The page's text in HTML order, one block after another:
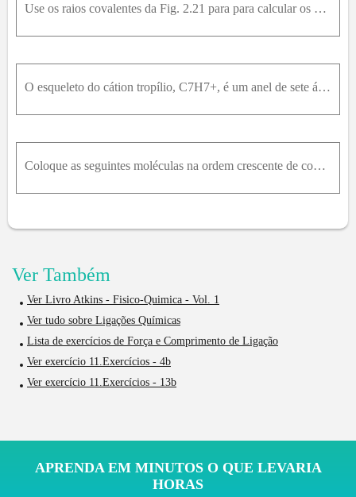
Use os raios covalentes da Fig. 2.21 para para calcular os comprimentos de ligação da seguinte molécula. a)CF4 b)SiF4 c)SnF4Explique as tendências dos valores calculados.
O esqueleto do cátion tropílio, C7H7+, é um anel de sete átomos de carbono, com um átomo de hidrogênio ligado a cada carbono. Complete a estrutura colocando as ligações múltiplas nas posições adequada
Coloque as seguintes moléculas na ordem crescente de comprimento da ligação .Será que alguma dessas moléculas é diamagnética? Explique seu raciocínio.
Ver Também
Ver Livro Atkins - Fisico-Quimica - Vol. 1
Ver tudo sobre Ligações Químicas
Lista de exercícios de Força e Comprimento de Ligação
Ver exercício 11.Exercícios - 4b
Ver exercício 11.Exercícios - 13b
APRENDA EM MINUTOS O QUE LEVARIA
HORAS